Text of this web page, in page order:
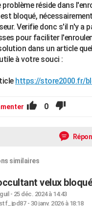
réside dans
bloqué,
Verifie donc s'il n'y a
pour faciliter
dans un article
à votre souci :
https://store2000.fr/
0
similaires
velux
- 25 déc. 2024 à 14:43
stf_jpd87- 30 janv. 2026 à 18:18